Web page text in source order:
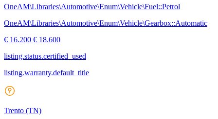
OneAM\Libraries\Automotive\Enum\Vehicle\Fuel::Petrol
OneAM\Libraries\Automotive\Enum\Vehicle\Gearbox::Automatic
€ 16.200 € 18.600
listing.status.certified_used
listing.warranty.default_title
Trento (TN)